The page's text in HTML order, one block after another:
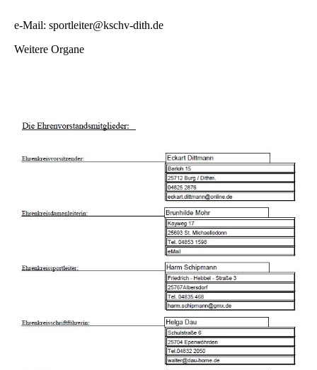
e-Mail: sportleiter@kschv-dith.de
Weitere Organe